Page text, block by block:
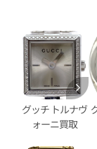
グッチ トルナヴ
ォーニ買取